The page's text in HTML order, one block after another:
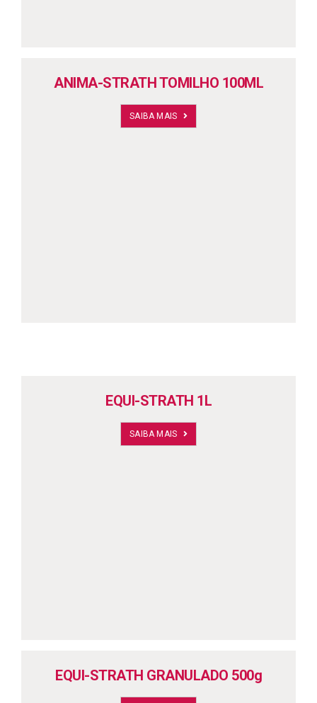
ANIMA-STRATH TOMILHO 100ML
SAIBA MAIS
EQUI-STRATH 1L
SAIBA MAIS
EQUI-STRATH GRANULADO 500g